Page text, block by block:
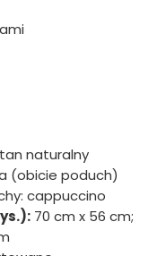
naturalny
(obicie poduch)
cappuccino
70 cm x 56 cm;